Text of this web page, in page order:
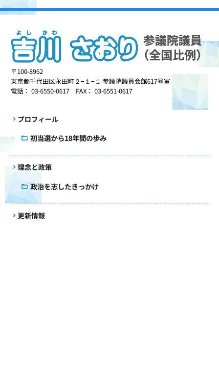
〒100-8962
東京都千代田区永田町２−１−１ 参議院議員会館617号室
電話： 03-6550-0617 FAX： 03-6551-0617
プロフィール
初当選から18年間の歩み
理念と政策
政治を志したきっかけ
更新情報